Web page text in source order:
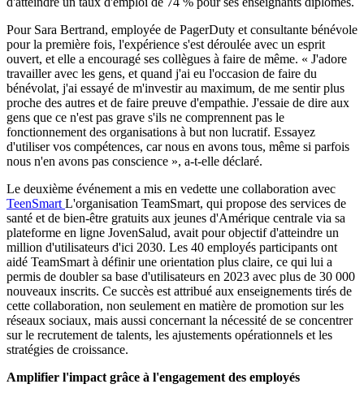
Pour Sara Bertrand, employée de PagerDuty et consultante bénévole
pour la première fois, l'expérience s'est déroulée avec un esprit
ouvert, et elle a encouragé ses collègues à faire de même. « J'adore
travailler avec les gens, et quand j'ai eu l'occasion de faire du
bénévolat, j'ai essayé de m'investir au maximum, de me sentir plus
proche des autres et de faire preuve d'empathie. J'essaie de dire aux
gens que ce n'est pas grave s'ils ne comprennent pas le
fonctionnement des organisations à but non lucratif. Essayez
d'utiliser vos compétences, car nous en avons tous, même si parfois
nous n'en avons pas conscience », a-t-elle déclaré.
Le deuxième événement a mis en vedette une collaboration avec
TeenSmart L'organisation TeamSmart, qui propose des services de
santé et de bien-être gratuits aux jeunes d'Amérique centrale via sa
plateforme en ligne JovenSalud, avait pour objectif d'atteindre un
million d'utilisateurs d'ici 2030. Les 40 employés participants ont
aidé TeamSmart à définir une orientation plus claire, ce qui lui a
permis de doubler sa base d'utilisateurs en 2023 avec plus de 30 000
nouveaux inscrits. Ce succès est attribué aux enseignements tirés de
cette collaboration, non seulement en matière de promotion sur les
réseaux sociaux, mais aussi concernant la nécessité de se concentrer
sur le recrutement de talents, les ajustements opérationnels et les
stratégies de croissance.
Amplifier l'impact grâce à l'engagement des employés